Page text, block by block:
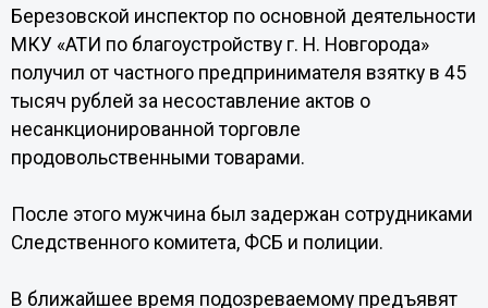
Березовской инспектор по основной деятельности
МКУ «АТИ по благоустройству г. Н. Новгорода»
получил от частного предпринимателя взятку в 45
тысяч рублей за несоставление актов о
несанкционированной торговле
продовольственными товарами.
После этого мужчина был задержан сотрудниками
Следственного комитета, ФСБ и полиции.
В ближайшее время подозреваемому предъявят